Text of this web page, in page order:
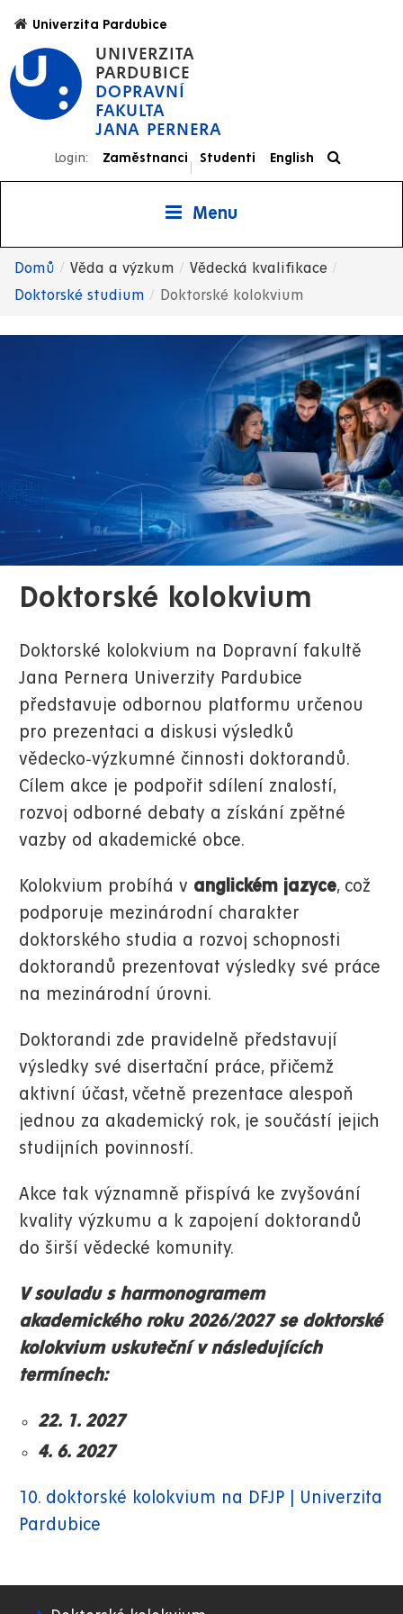
hlavnímu
obsahu
UNIVERZITA
PARDUBICE
DOPRAVNÍ
FAKULTA
JANA PERNERA
Univerzita Pardubice
Login: Zaměstnanci
|
Studenti English
Menu
Drobečková
navigace
Domů Věda a výzkum
Vědecká kvalifikace
Doktorské studium
Doktorské kolokvium
Doktorské kolokvium
Doktorské kolokvium na Dopravní fakultě
Jana Pernera Univerzity Pardubice
představuje odbornou platformu určenou
pro prezentaci a diskusi výsledků
vědecko‑výzkumné činnosti doktorandů.
Cílem akce je podpořit sdílení znalostí,
rozvoj odborné debaty a získání zpětné
vazby od akademické obce.
Kolokvium probíhá v anglickém jazyce, což
podporuje mezinárodní charakter
doktorského studia a rozvoj schopnosti
doktorandů prezentovat výsledky své práce
na mezinárodní úrovni.
Doktorandi zde pravidelně představují
výsledky své disertační práce, přičemž
aktivní účast, včetně prezentace alespoň
jednou za akademický rok, je součástí jejich
studijních povinností.
Akce tak významně přispívá ke zvyšování
kvality výzkumu a k zapojení doktorandů
do širší vědecké komunity.
V souladu s harmonogramem
akademického roku 2026/2027 se doktorské
kolokvium uskuteční v následujících
termínech:
22. 1. 2027
4. 6. 2027
10. doktorské kolokvium na DFJP | Univerzita
Pardubice